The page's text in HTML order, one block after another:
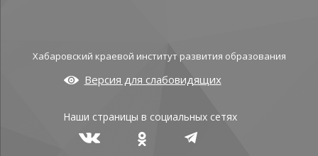
Хабаровский краевой институт развития образования
Версия для слабовидящих
Наши страницы в социальных сетях